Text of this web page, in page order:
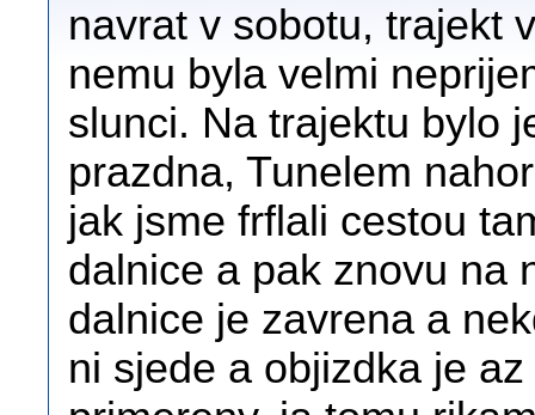
navrat v sobotu, trajekt
nemu byla velmi
slunci. Na trajektu bylo
prazdna, Tunelem
jak jsme frflali cestou
dalnice a pak znovu na
dalnice je zavrena a
ni sjede a objizdka je